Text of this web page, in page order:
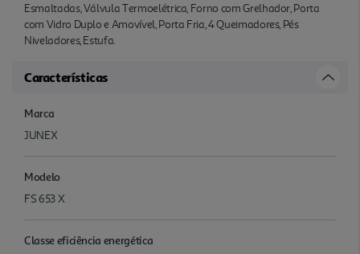
Esmaltadas, Válvula Termoelétrica, Forno com Grelhador, Porta
com Vidro Duplo e Amovível, Porta Fria, 4 Queimadores, Pés
Niveladores, Estufa.
Características
Marca
JUNEX
Modelo
FS 653 X
Classe eficiência energética